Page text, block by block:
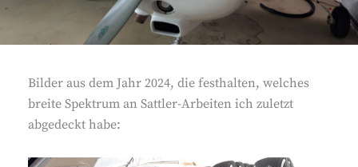
Bilder aus dem Jahr 2024, die festhalten, welches
breite Spektrum an Sattler-Arbeiten ich zuletzt
abgedeckt habe: